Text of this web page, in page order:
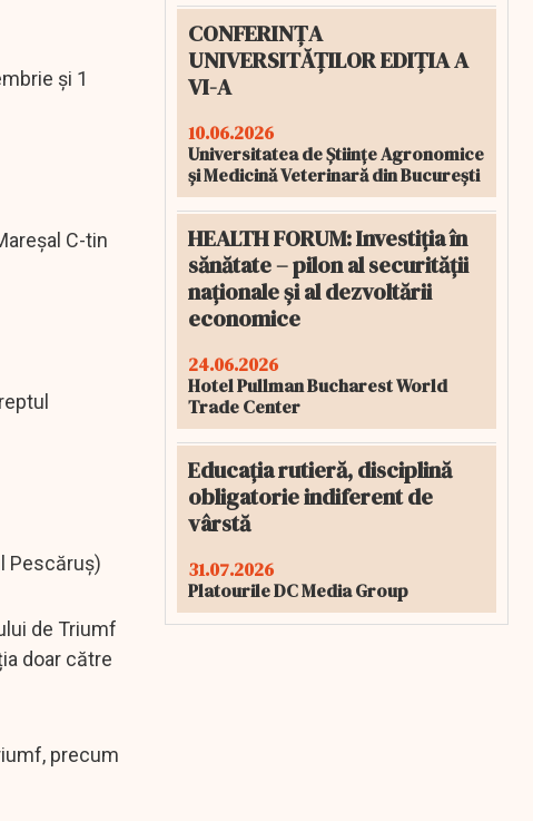
și 1
C-tin
Pescăruș)
de Triumf
doar către
precum
CONFERINȚA
UNIVERSITĂȚILOR EDIȚIA A
VI-A
10.06.2026
Universitatea de Științe Agronomice
și Medicină Veterinară din București
HEALTH FORUM: Investiția în
sănătate – pilon al securității
naționale și al dezvoltării
economice
24.06.2026
Hotel Pullman Bucharest World
Trade Center
Educația rutieră, disciplină
obligatorie indiferent de
vârstă
31.07.2026
Platourile DC Media Group